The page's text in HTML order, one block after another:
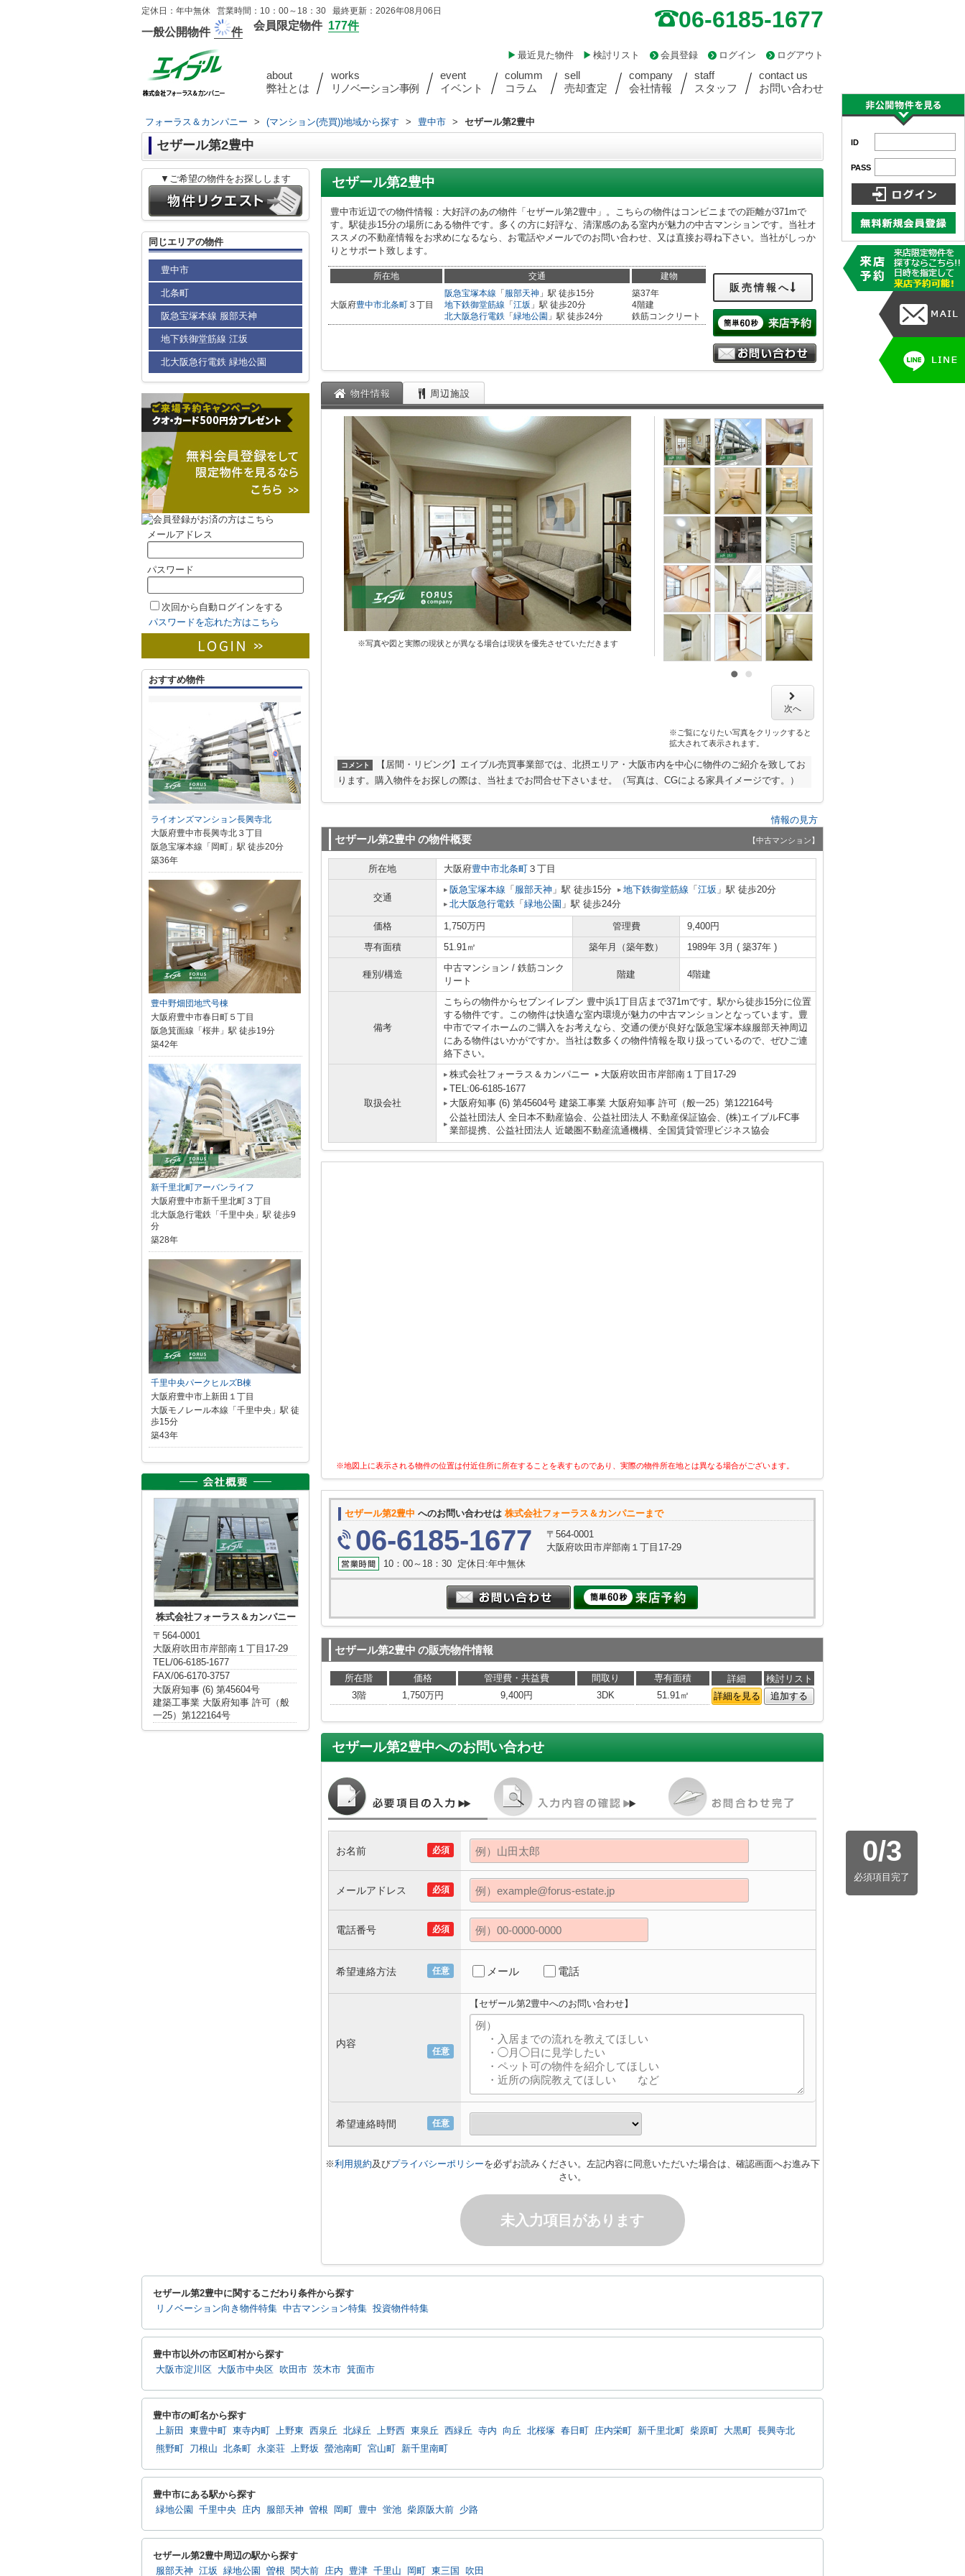
定休日：年中無休 営業時間：10：00～18：30 最終更新：2026年08月06日
一般公開物件 件
会員限定物件 177件 06-6185-1677
ログアウト
ログイン
会員登録
検討リスト
最近見た物件
about
弊社とは
works
リノベーション事例
event
イベント
columm
コラム
sell
売却査定
company
会社情報
staff
スタッフ
contact us
お問い合わせ
フォーラス＆カンパニー > (マンション(売買))地域から探す > 豊中市 > セザール第2豊中
セザール第2豊中
セザール第2豊中
豊中市近辺での物件情報：大好評のあの物件「セザール第2豊中」。こちらの物件はコンビニまでの距離が371mで
す。駅徒歩15分の場所にある物件です。多くの方に好評な、清潔感のある室内が魅力の中古マンションです。当社オ
ススメの不動産情報をお求めになるなら、お電話やメールでのお問い合わせ、又は直接お尋ね下さい。当社がしっか
りとサポート致します。
所在地 交通 建物
大阪府豊中市北条町 ３丁目
阪急宝塚本線 「 服部天神 」駅 徒歩15分
地下鉄御堂筋線 「 江坂 」駅 徒歩20分
北大阪急行電鉄 「 緑地公園 」駅 徒歩24分
築37年
4階建
鉄筋コンクリート
販売情報へ
物件情報 周辺施設
※写真や図と実際の現状とが異なる場合は現状を優先させていただきます
次へ
※ご覧になりたい写真をクリックすると
拡大されて表示されます。
コメント
【居間・リビング】エイブル売買事業部では、北摂エリア・大阪市内を中心に物件のご紹介を致してお
ります。購入物件をお探しの際は、当社までお問合せ下さいませ。（写真は、CGによる家具イメージです。）
情報の見方
セザール第2豊中 の物件概要 【中古マンション】
所在地 大阪府豊中市北条町 ３丁目
交通
阪急宝塚本線 「 服部天神 」駅 徒歩15分 地下鉄御堂筋線 「 江坂 」駅 徒歩20分
北大阪急行電鉄 「 緑地公園 」駅 徒歩24分
価格 1,750万円 管理費
9,400円
専有面積
51.91㎡ 築年月（築年数） 1989年 3月 ( 築37年 )
種別/構造
中古マンション / 鉄筋コンク
リート
階建 4階建
備考
こちらの物件からセブンイレブン 豊中浜1丁目店まで371mです。駅から徒歩15分に位置
する物件です。この物件は快適な室内環境が魅力の中古マンションとなっています。豊
中市でマイホームのご購入をお考えなら、交通の便が良好な阪急宝塚本線服部天神周辺
にある物件はいかがですか。当社は数多くの物件情報を取り扱っているので、ぜひご連
絡下さい。
取扱会社
株式会社フォーラス＆カンパニー
大阪府吹田市岸部南１丁目17-29
TEL:06-6185-1677
大阪府知事 (6) 第45604号 建築工事業 大阪府知事 許可（般一25）第122164号
公益社団法人 全日本不動産協会、公益社団法人 不動産保証協会、(株)エイブルFC事
業部提携、公益社団法人 近畿圏不動産流通機構、全国賃貸管理ビジネス協会
※地図上に表示される物件の位置は付近住所に所在することを表すものであり、実際の物件所在地とは異なる場合がございます。
セザール第2豊中 へのお問い合わせは 株式会社フォーラス＆カンパニーまで
06-6185-1677
〒564-0001
大阪府吹田市岸部南１丁目17-29
10：00～18：30 定休日:年中無休
セザール第2豊中 の販売物件情報
所在階 価格 管理費・共益費 間取り 専有面積 詳細
検討リスト
3階
1,750万円 9,400円 3DK 51.91㎡ 詳細を見る 追加する
セザール第2豊中へのお問い合わせ
0/3
必須項目完了
必須
お名前
必須
メールアドレス
必須
電話番号
任意
希望連絡方法 メール 電話
任意
内容
【セザール第2豊中へのお問い合わせ】
任意
希望連絡時間
※利用規約及びプライバシーポリシーを必ずお読みください。左記内容に同意いただいた場合は、確認画面へお進み下
さい。
未入力項目があります
▼ご希望の物件をお探しします
同じエリアの物件
豊中市
北条町
阪急宝塚本線 服部天神
地下鉄御堂筋線 江坂
北大阪急行電鉄 緑地公園
メールアドレス
パスワード
次回から自動ログインをする
パスワードを忘れた方はこちら
おすすめ物件
ライオンズマンション長興寺北
大阪府豊中市長興寺北３丁目
阪急宝塚本線「岡町」駅 徒歩20分
築36年
豊中野畑団地弐号棟
大阪府豊中市春日町５丁目
阪急箕面線「桜井」駅 徒歩19分
築42年
新千里北町アーバンライフ
大阪府豊中市新千里北町３丁目
北大阪急行電鉄「千里中央」駅 徒歩9
分
築28年
千里中央パークヒルズB棟
大阪府豊中市上新田１丁目
大阪モノレール本線「千里中央」駅 徒
歩15分
築43年
株式会社フォーラス＆カンパニー
〒564-0001
大阪府吹田市岸部南１丁目17-29
TEL/06-6185-1677
FAX/06-6170-3757
大阪府知事 (6) 第45604号
建築工事業 大阪府知事 許可（般
一25）第122164号
セザール第2豊中に関するこだわり条件から探す
リノベーション向き物件特集 中古マンション特集 投資物件特集
豊中市以外の市区町村から探す
大阪市淀川区 大阪市中央区 吹田市 茨木市 箕面市
豊中市の町名から探す
上新田 東豊中町 東寺内町 上野東 西泉丘 北緑丘 上野西 東泉丘 西緑丘 寺内 向丘 北桜塚 春日町 庄内栄町 新千里北町 柴原町 大黒町
長興寺北
熊野町
刀根山 北条町 永楽荘 上野坂 螢池南町 宮山町 新千里南町
豊中市にある駅から探す
緑地公園 千里中央 庄内 服部天神 曽根 岡町 豊中 蛍池 柴原阪大前 少路
セザール第2豊中周辺の駅から探す
服部天神 江坂 緑地公園 曽根 関大前 庄内 豊津 千里山 岡町 東三国 吹田
ID
PASS